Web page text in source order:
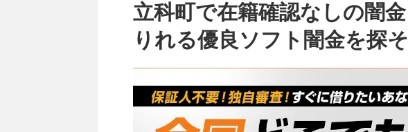
立科町で在籍確認なしの闇
りれる優良ソフト闇金を探